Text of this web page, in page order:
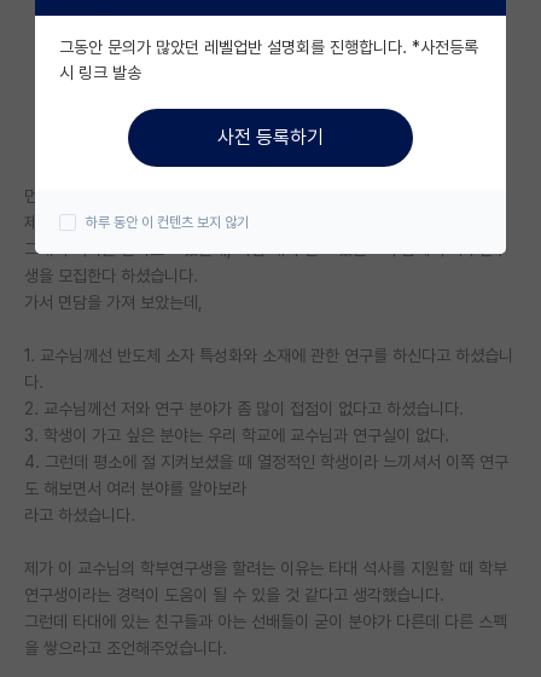
자유 게시판(아무개랩)
미국 유학 게시판
미국 대학원 합격 후기 게시판
대학원생 모집 게시판
연구실(PI) 홍보 게시판
석박사 채용 정보 게시판
임용 정보 게시판
학부 인턴 게시판
취업 게시판
임용 후기 게시판
인문사회 계열 게시판
특수/전문대학원 게시판
먼저 저는 지금 지방대 4년제 전기전자 3학년입니다.
제가 희망하고 있는 직무가 회로설계 중 디지털회로설계입니다.
그래서 석사를 알아보고 있는데, 마침 제가 듣고 있는 교수님께서 학부연구
생을 모집한다 하셨습니다.
가서 면담을 가져 보았는데,
1. 교수님께선 반도체 소자 특성화와 소재에 관한 연구를 하신다고 하셨습니
다.
2. 교수님께선 저와 연구 분야가 좀 많이 접점이 없다고 하셨습니다.
3. 학생이 가고 싶은 분야는 우리 학교에 교수님과 연구실이 없다.
4. 그런데 평소에 절 지켜보셨을 때 열정적인 학생이라 느끼셔서 이쪽 연구
도 해보면서 여러 분야를 알아보라
라고 하셨습니다.
제가 이 교수님의 학부연구생을 할려는 이유는 타대 석사를 지원할 때 학부
연구생이라는 경력이 도움이 될 수 있을 것 같다고 생각했습니다.
그런데 타대에 있는 친구들과 아는 선배들이 굳이 분야가 다른데 다른 스펙
을 쌓으라고 조언해주었습니다.
그동안 문의가 많았던 레벨업반 설명회를 진행합니다. *사전등록
시 링크 발송
사전 등록하기
하루 동안 이 컨텐츠 보지 않기